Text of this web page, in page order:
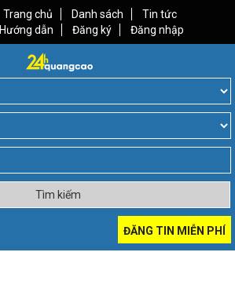
Trang chủ Danh sách
Tin tức
Hướng dẫn Đăng ký Đăng nhập
Tìm kiếm
ĐĂNG TIN MIỄN PHÍ